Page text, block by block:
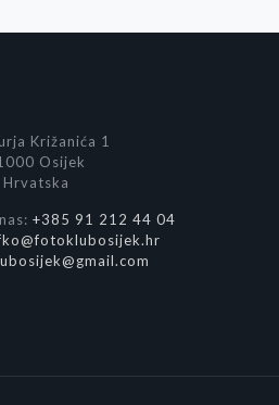
Križanića 1
Osijek
Hrvatska
+385 91 212 44 04